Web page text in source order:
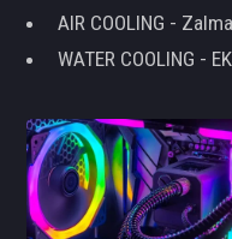
AIR COOLING -
WATER COOLING -